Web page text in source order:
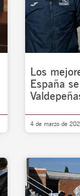
Los
España
4 de marzo de